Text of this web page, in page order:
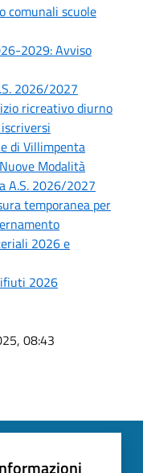
comunali scuole
2029: Avviso
2026/2027
ricreativo diurno
di Villimpenta
Modalità
A.S. 2026/2027
temporanea per
2026 e
2026
08:43